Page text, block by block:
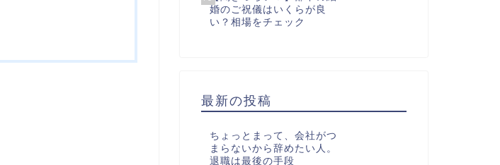
婚のご祝儀はいくらが良
い？相場をチェック
最新の投稿
ちょっとまって、会社がつ
まらないから辞めたい人。
退職は最後の手段